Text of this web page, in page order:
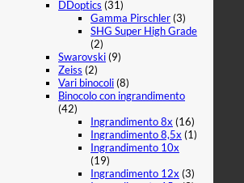
DDoptics (31)
Gamma Pirschler(3)
SHG Super High Grade
(2)
Swarovski(9)
Zeiss (2)
Vari binocoli(8)
Binocolo con ingrandimento
(42)
Ingrandimento 8x (16)
Ingrandimento 8,5x (1)
Ingrandimento 10x
(19)
Ingrandimento 12x (3)